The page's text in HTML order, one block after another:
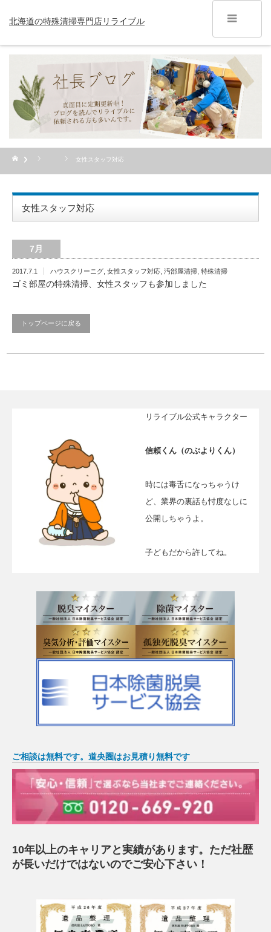
北海道の特殊清掃専門店リライブル
女性スタッフ対応
女性スタッフ対応
7月
2017.7.1 ハウスクリーニグ 女性スタッフ対応 汚部屋清掃 特殊清掃
ゴミ部屋の特殊清掃、女性スタッフも参加しました
トップページに戻る
リライブル公式キャラクター
信頼くん（のぶよりくん）
時には毒舌になっちゃうけ
ど、業界の裏話も忖度なしに
公開しちゃうよ。
子どもだから許してね。
ご相談は無料です。道央圏はお見積り無料です
10年以上のキャリアと実績があります。ただ社歴
が長いだけではないのでご安心下さい！